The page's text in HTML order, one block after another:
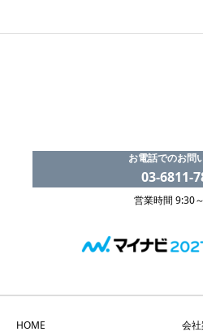
お電話でのお問
03-6811-
営業時間 9:30
HOME 会